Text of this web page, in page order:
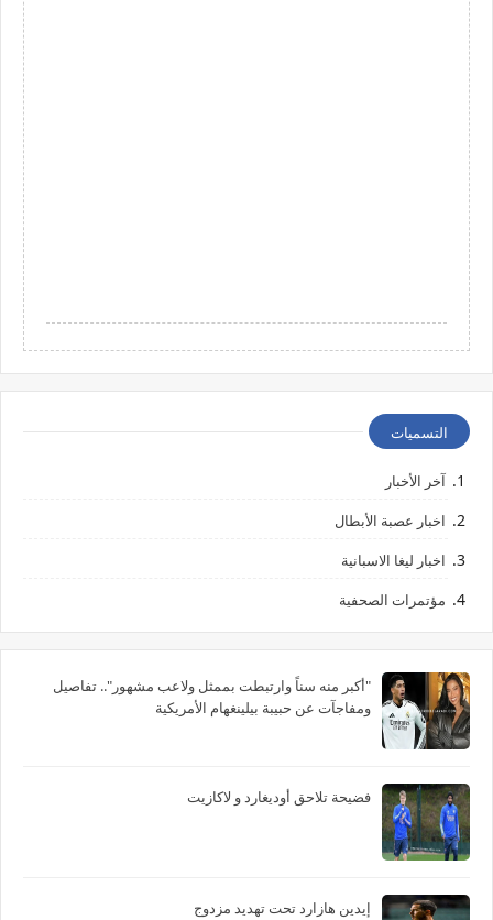
التسميات
آخر الأخبار
اخبار عصبة الأبطال
اخبار ليغا الاسبانية
مؤتمرات الصحفية
"أكبر منه سناً وارتبطت بممثل ولاعب مشهور".. تفاصيل
ومفاجآت عن حبيبة بيلينغهام الأمريكية
فضيحة تلاحق أوديغارد و لاكازيت
إيدين هازارد تحت تهديد مزدوج